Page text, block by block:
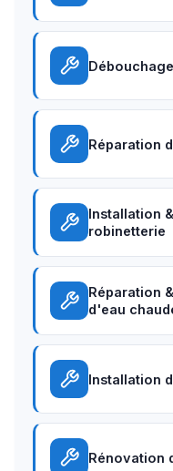
Réparation
Installation
robinetterie
Réparation
d'eau
Installation
Rénovation